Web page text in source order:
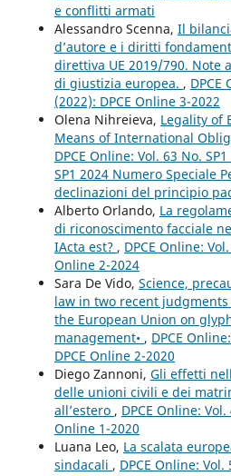
e conflitti armati
Alessandro Scenna, Il
d’autore e i diritti
direttiva UE 2019/790. Note
di giustizia europea. , DPCE
(2022): DPCE Online 3-2022
Olena Nihreieva, Legality of
Means of International
DPCE Online: Vol. 63 No.
SP1 2024 Numero Speciale
declinazioni del principio
Alberto Orlando, La
di riconoscimento facciale
IActa est? , DPCE Online:
Online 2-2024
Sara De Vido, Science,
law in two recent
the European Union on
management• , DPCE
DPCE Online 2-2020
Diego Zannoni, Gli effetti
delle unioni civili e dei
all’estero , DPCE Online:
Online 1-2020
Luana Leo, La scalata
sindacali , DPCE Online: